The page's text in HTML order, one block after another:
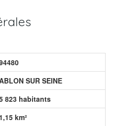
SUR SEINE
823 habitants
1,15 km²